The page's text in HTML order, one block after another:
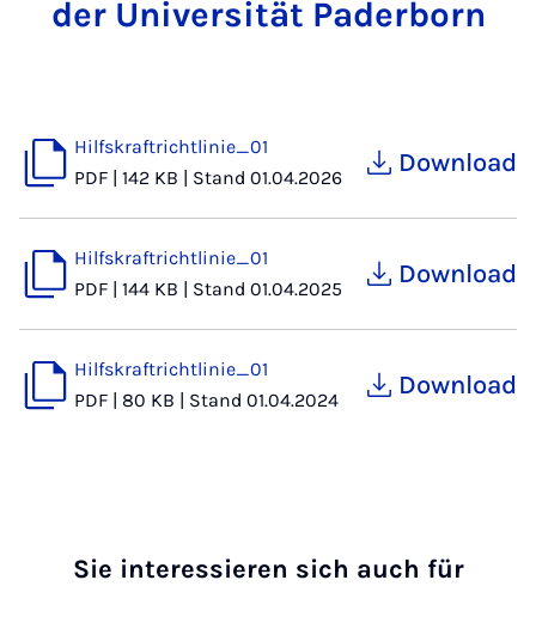
der Universität Paderborn
Hilfskraftrichtlinie_01
PDF | 142 KB | Stand 01.04.2026 Download
Hilfskraftrichtlinie_01
PDF | 144 KB | Stand 01.04.2025 Download
Hilfskraftrichtlinie_01
PDF | 80 KB | Stand 01.04.2024 Download
Sie interessieren sich auch für